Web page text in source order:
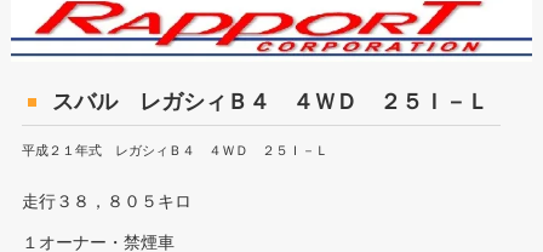
スバル レガシィＢ４ ４ＷＤ ２５Ｉ－Ｌ
平成２１年式 レガシィＢ４ ４ＷＤ ２５Ｉ－Ｌ
走行３８，８０５キロ
１オーナー・禁煙車